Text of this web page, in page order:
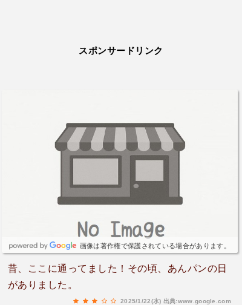
スポンサードリンク
画像は著作権で保護されている場合があります。
昔、ここに通ってました！その頃、あんパンの日
がありました。
2025/1/22(水) 出典:www.google.com